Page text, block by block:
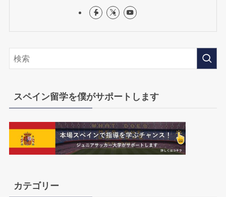
スペイン留学を僕がサポートします
カテゴリー